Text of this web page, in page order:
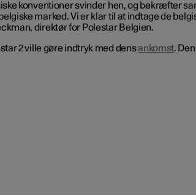
konventioner svinder hen, og bekræfter
marked. Vi er klar til at indtage de
direktør for Polestar Belgien.
2 ville gøre indtryk med densankomst.